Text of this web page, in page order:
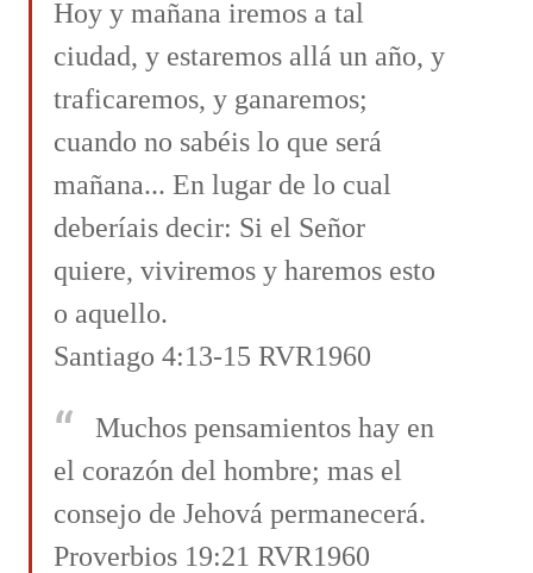
Hoy y mañana iremos a tal
ciudad, y estaremos allá un año, y
traficaremos, y ganaremos;
cuando no sabéis lo que será
mañana... En lugar de lo cual
deberíais decir: Si el Señor
quiere, viviremos y haremos esto
o aquello.
Santiago 4:13-15 RVR1960
Muchos pensamientos hay en
el corazón del hombre; mas el
consejo de Jehová permanecerá.
Proverbios 19:21 RVR1960